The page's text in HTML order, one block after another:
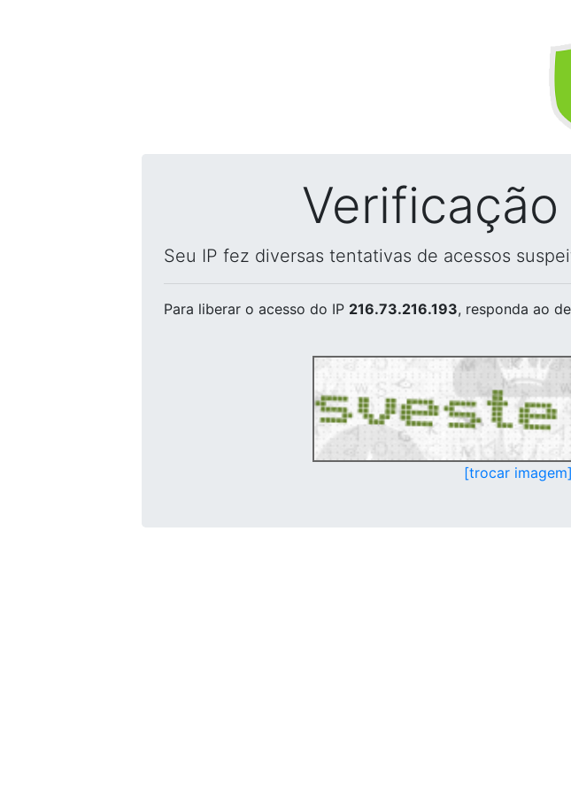
Seu IP fez diversas tentativas de acessos
Para liberar o acesso do IP 216.73.216.193, responda ao
[trocar imagem]